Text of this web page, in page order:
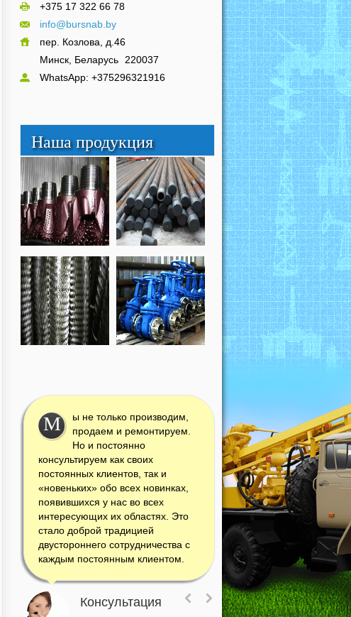
+375 17 322 66 78
info@bursnab.by
пер. Козлова, д.46
Минск, Беларусь 220037
WhatsApp: +375296321916
Наша продукция
М
ы не только производим,
продаем и ремонтируем.
Но и постоянно
консультируем как своих
постоянных клиентов, так и
«новеньких» обо всех новинках,
появившихся у нас во всех
интересующих их областях. Это
стало доброй традицией
двустороннего сотрудничества с
каждым постоянным клиентом.
Консультация